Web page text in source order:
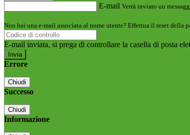
E-mail Verrà inviato un
Non hai una e-mail associata al nome utente? Effettua il reset della
E-mail inviata, si prega di controllare la casella di posta
Errore
Chiudi
Successo
Chiudi
Informazione